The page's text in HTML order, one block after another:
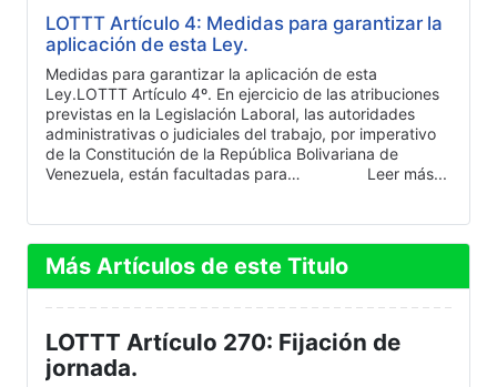
LOTTT Artículo 4: Medidas para garantizar la
aplicación de esta Ley.
Medidas para garantizar la aplicación de esta
Ley.LOTTT Artículo 4º. En ejercicio de las atribuciones
previstas en la Legislación Laboral, las autoridades
administrativas o judiciales del trabajo, por imperativo
de la Constitución de la República Bolivariana de
Venezuela, están facultadas para…
Leer más...
Más Artículos de este Titulo
LOTTT Artículo 270: Fijación de
jornada.